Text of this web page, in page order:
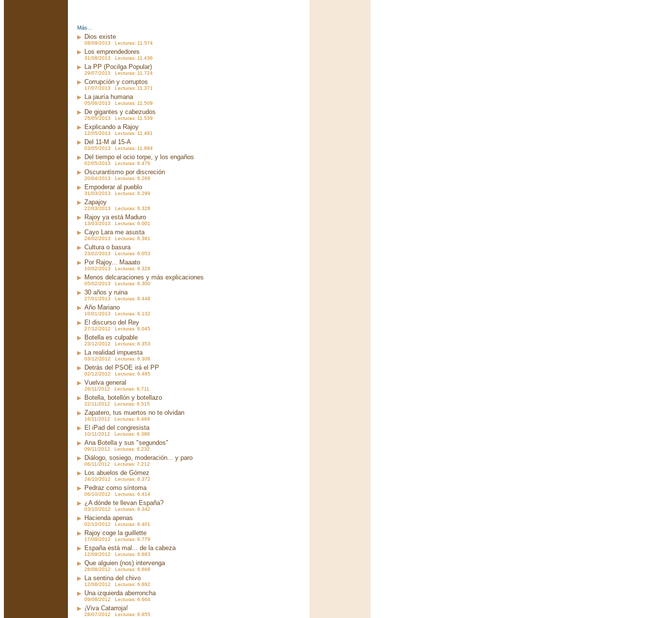
Más...
Dios existe
08/09/2013 Lecturas: 11.574
Los emprendedores
31/08/2013 Lecturas: 11.436
La PP (Pocilga Popular)
29/07/2013 Lecturas: 11.724
Corrupción y corruptos
17/07/2013 Lecturas: 11.371
La jauría humana
05/06/2013 Lecturas: 11.509
De gigantes y cabezudos
25/05/2013 Lecturas: 11.539
Explicando a Rajoy
12/05/2013 Lecturas: 11.491
Del 11-M al 15-A
03/05/2013 Lecturas: 11.884
Del tiempo el ocio torpe, y los engaños
02/05/2013 Lecturas: 6.476
Oscurantismo por discreción
20/04/2013 Lecturas: 6.269
Empoderar al pueblo
31/03/2013 Lecturas: 6.299
Zapajoy
22/03/2013 Lecturas: 6.328
Rajoy ya está Maduro
13/03/2013 Lecturas: 6.001
Cayo Lara me asusta
24/02/2013 Lecturas: 6.381
Cultura o basura
23/02/2013 Lecturas: 6.053
Por Rajoy... Maaato
10/02/2013 Lecturas: 6.328
Menos delcaraciones y más explicaciones
05/02/2013 Lecturas: 6.300
30 años y ruina
27/01/2013 Lecturas: 6.448
Año Mariano
10/01/2013 Lecturas: 6.132
El discurso del Rey
27/12/2012 Lecturas: 6.045
Botella es culpable
23/12/2012 Lecturas: 6.353
La realidad impuesta
03/12/2012 Lecturas: 6.308
Detrás del PSOE irá el PP
02/12/2012 Lecturas: 6.485
Vuelva general
26/11/2012 Lecturas: 6.711
Botella, botellón y botellazo
22/11/2012 Lecturas: 6.515
Zapatero, tus muertos no te olvidan
16/11/2012 Lecturas: 6.469
El iPad del congresista
10/11/2012 Lecturas: 6.388
Ana Botella y sus "segundos"
09/11/2012 Lecturas: 6.232
Diálogo, sosiego, moderación... y paro
06/11/2012 Lecturas: 7.212
Los abuelos de Gómez
24/10/2012 Lecturas: 6.372
Pedraz como síntoma
06/10/2012 Lecturas: 6.414
¿A dónde te llevan España?
03/10/2012 Lecturas: 6.342
Hacienda apenas
02/10/2012 Lecturas: 6.401
Rajoy coge la guillette
17/09/2012 Lecturas: 6.779
España está mal... de la cabeza
12/09/2012 Lecturas: 6.683
Que alguien (nos) intervenga
28/08/2012 Lecturas: 6.666
La sentina del chivo
12/08/2012 Lecturas: 6.892
Una izquierda aberroncha
09/08/2012 Lecturas: 6.664
¡Viva Catarroja!
28/07/2012 Lecturas: 6.855